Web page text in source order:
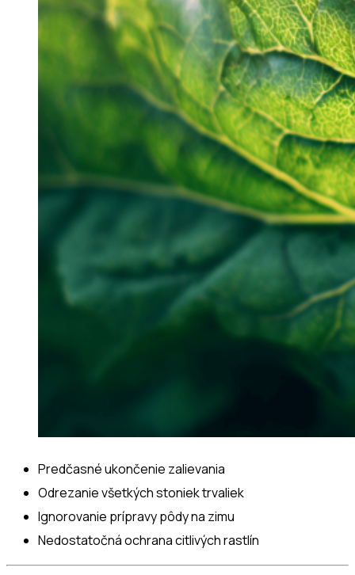
Predčasné ukončenie zalievania
Odrezanie všetkých stoniek trvaliek
Ignorovanie prípravy pôdy na zimu
Nedostatočná ochrana citlivých rastlín